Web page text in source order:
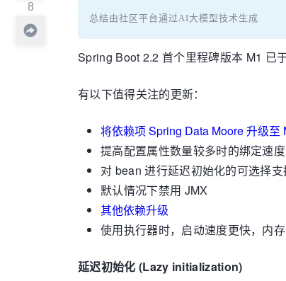
8
总结由社区平台通过AI大模型技术生成
Spring Boot 2.2 首个里程碑版本 M1 已
有以下值得关注的更新：
将依赖项 Spring Data Moore 升级至
提高配置属性数量较多时的绑定速度
对 bean 进行延迟初始化的可选择支
默认情况下禁用 JMX
其他依赖升级
使用执行器时，启动速度更快，内
延迟初始化 (Lazy initialization)